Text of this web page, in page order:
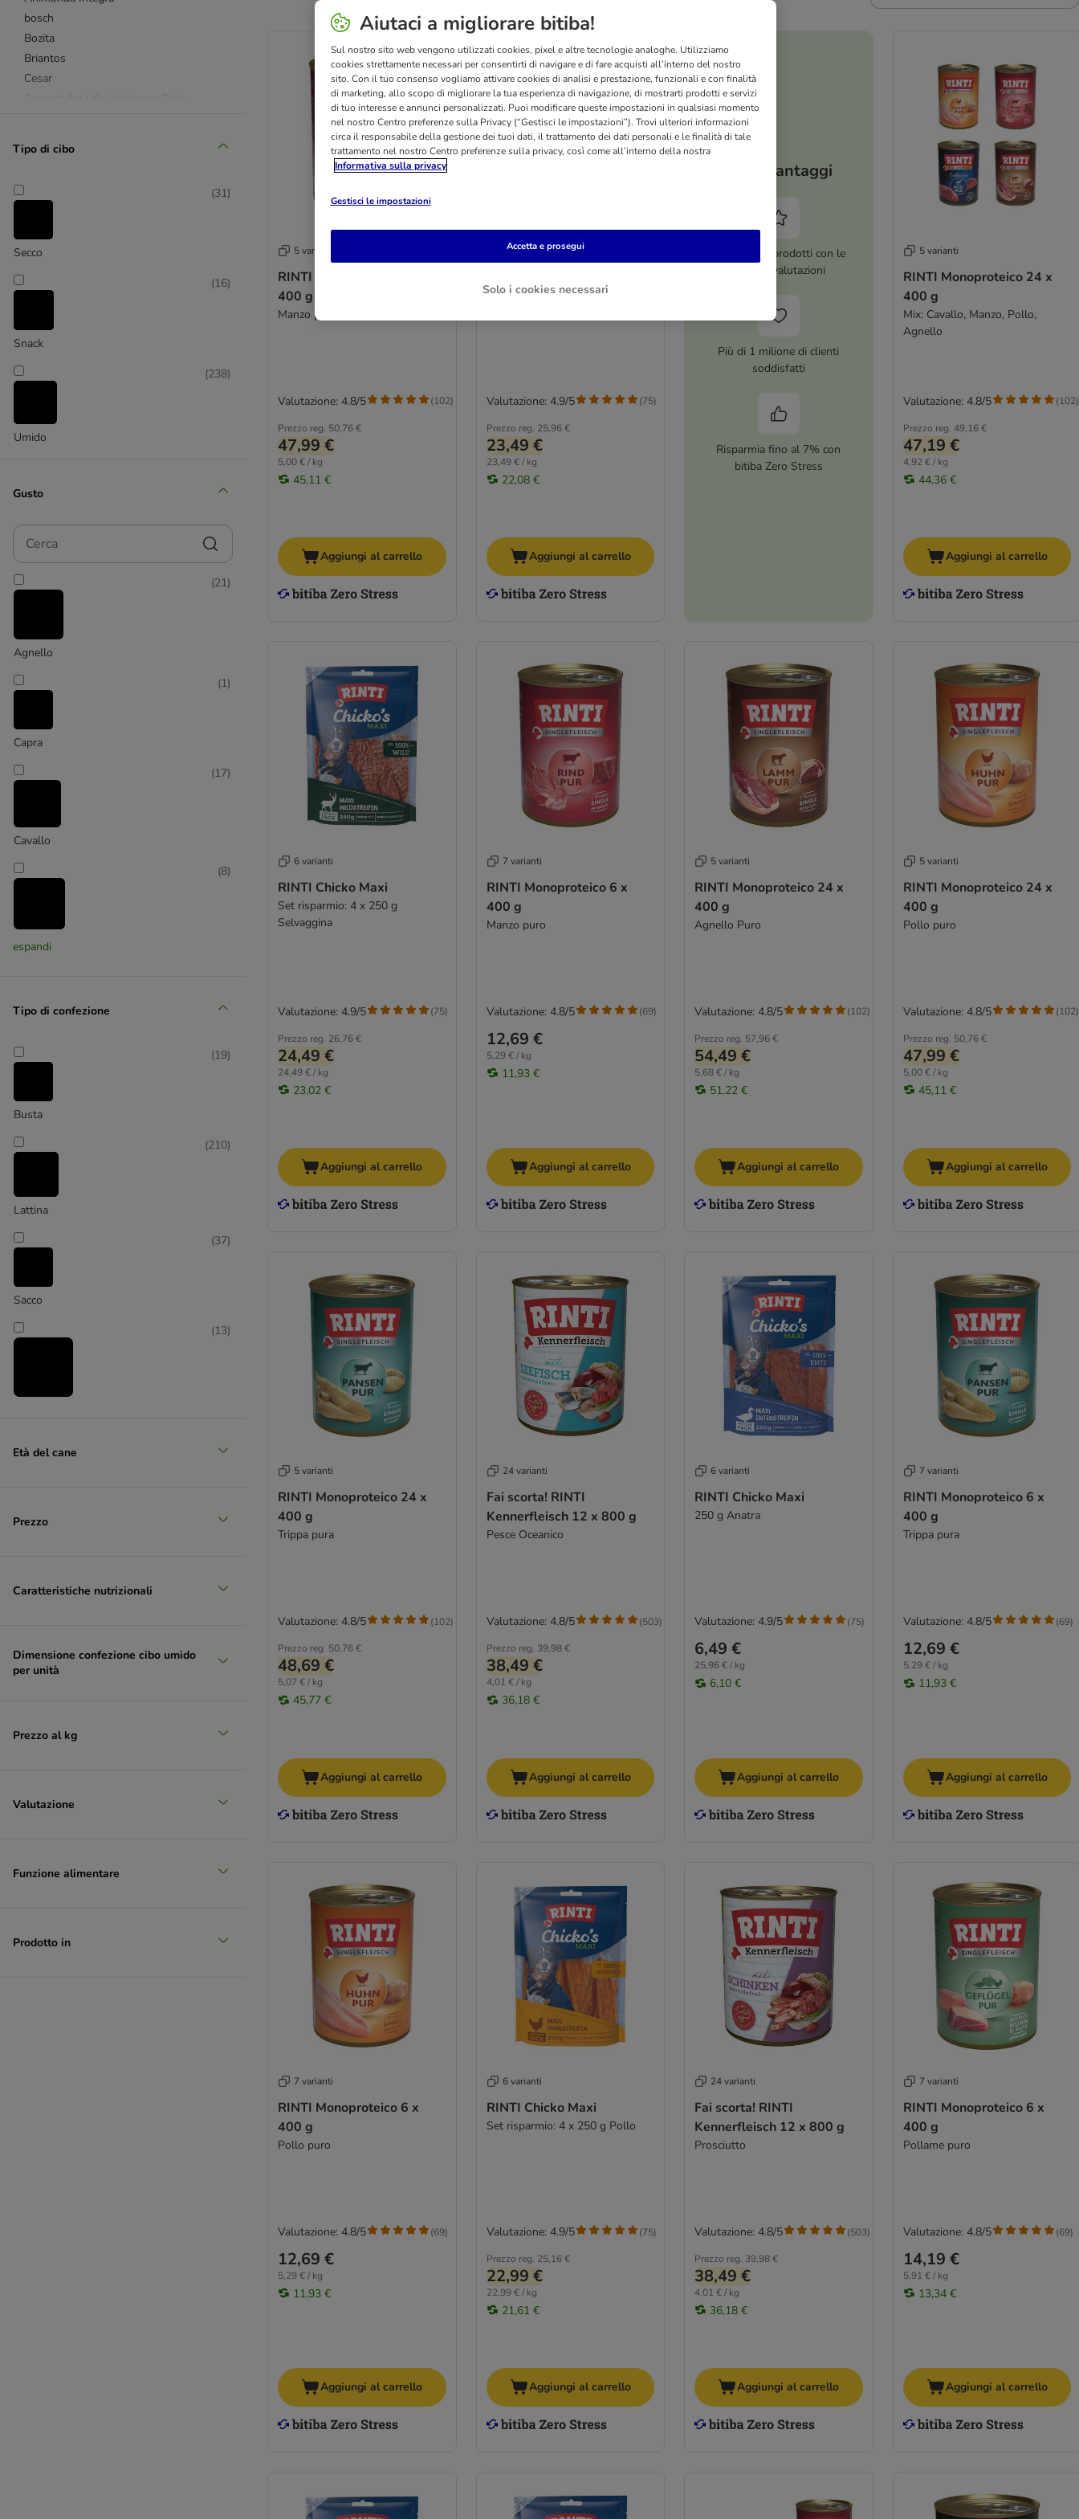
bosch
Bozita
Briantos
Cesar
Eukanuba
GranataPet
Greenwoods
Happy Dog
Josera
Lupo Sensitiv
Nature's Variety
Nutrivet Inne
Purina Pro Plan
RINTI
Rocco
Terra Canis
Trixie
Altri brand
Crocchette Cani senza cereali
Tipo di cibo
Secco
(31)
Snack
(16)
Umido
(238)
Gusto
Cerca
Agnello
(21)
Capra
(1)
Cavallo
(17)
Coniglio
(8)
(
espandi
Tipo di confezione
Busta
(19)
Lattina
(210)
Sacco
(37)
(13)
Età del cane
Prezzo
Caratteristiche nutrizionali
Dimensione confezione cibo umido
per unità
Prezzo al kg
Valutazione
Funzione alimentare
Prodotto in
5 varianti
RINTI Monoproteico 24 x
400 g
Manzo puro
Prezzo reg. 50,76 €
47,99 €
5,00 € / kg
45,11 €
Valutazione: 4.8/5 (102)
Aggiungi al carrello
6 varianti
Set risparmio: 4 x 250 g Anatra
Prezzo reg. 25,96 €
23,49 €
23,49 € / kg
22,08 €
Valutazione: 4.9/5 (75)
Aggiungi al carrello
I tuoi vantaggi
Oltre 8.000 prodotti con le
migliori valutazioni
Più di 1 milione di clienti
soddisfatti
Risparmia fino al 7% con
bitiba Zero Stress
5 varianti
RINTI Monoproteico 24 x
400 g
Mix: Cavallo, Manzo, Pollo,
Agnello
Prezzo reg. 49,16 €
47,19 €
4,92 € / kg
44,36 €
Valutazione: 4.8/5 (102)
Aggiungi al carrello
6 varianti
RINTI Chicko Maxi
Set risparmio: 4 x 250 g
Selvaggina
Prezzo reg. 26,76 €
24,49 €
24,49 € / kg
23,02 €
Valutazione: 4.9/5 (75)
Aggiungi al carrello
7 varianti
RINTI Monoproteico 6 x
400 g
Manzo puro
12,69 €
5,29 € / kg
11,93 €
Valutazione: 4.8/5 (69)
Aggiungi al carrello
5 varianti
RINTI Monoproteico 24 x
400 g
Agnello Puro
Prezzo reg. 57,96 €
54,49 €
5,68 € / kg
51,22 €
Valutazione: 4.8/5 (102)
Aggiungi al carrello
5 varianti
RINTI Monoproteico 24 x
400 g
Pollo puro
Prezzo reg. 50,76 €
47,99 €
5,00 € / kg
45,11 €
Valutazione: 4.8/5 (102)
Aggiungi al carrello
5 varianti
RINTI Monoproteico 24 x
400 g
Trippa pura
Prezzo reg. 50,76 €
48,69 €
5,07 € / kg
45,77 €
Valutazione: 4.8/5 (102)
Aggiungi al carrello
24 varianti
Fai scorta! RINTI
Kennerfleisch 12 x 800 g
Pesce Oceanico
Prezzo reg. 39,98 €
38,49 €
4,01 € / kg
36,18 €
Valutazione: 4.8/5 (503)
Aggiungi al carrello
6 varianti
RINTI Chicko Maxi
250 g Anatra
6,49 €
25,96 € / kg
6,10 €
Valutazione: 4.9/5 (75)
Aggiungi al carrello
7 varianti
RINTI Monoproteico 6 x
400 g
Trippa pura
12,69 €
5,29 € / kg
11,93 €
Valutazione: 4.8/5 (69)
Aggiungi al carrello
7 varianti
RINTI Monoproteico 6 x
400 g
Pollo puro
12,69 €
5,29 € / kg
11,93 €
Valutazione: 4.8/5 (69)
Aggiungi al carrello
6 varianti
RINTI Chicko Maxi
Set risparmio: 4 x 250 g Pollo
Prezzo reg. 25,16 €
22,99 €
22,99 € / kg
21,61 €
Valutazione: 4.9/5 (75)
Aggiungi al carrello
24 varianti
Fai scorta! RINTI
Kennerfleisch 12 x 800 g
Prosciutto
Prezzo reg. 39,98 €
38,49 €
4,01 € / kg
36,18 €
Valutazione: 4.8/5 (503)
Aggiungi al carrello
7 varianti
RINTI Monoproteico 6 x
400 g
Pollame puro
14,19 €
5,91 € / kg
13,34 €
Valutazione: 4.8/5 (69)
Aggiungi al carrello
Aiutaci a migliorare bitiba!
Sul nostro sito web vengono utilizzati cookies, pixel e altre tecnologie analoghe. Utilizziamo
cookies strettamente necessari per consentirti di navigare e di fare acquisti all’interno del nostro
sito. Con il tuo consenso vogliamo attivare cookies di analisi e prestazione, funzionali e con finalità
di marketing, allo scopo di migliorare la tua esperienza di navigazione, di mostrarti prodotti e servizi
di tuo interesse e annunci personalizzati. Puoi modificare queste impostazioni in qualsiasi momento
nel nostro Centro preferenze sulla Privacy (“Gestisci le impostazioni”). Trovi ulteriori informazioni
circa il responsabile della gestione dei tuoi dati, il trattamento dei dati personali e le finalità di tale
trattamento nel nostro Centro preferenze sulla privacy, così come all’interno della nostra
Informativa sulla privacy
Gestisci le impostazioni
Solo i cookies necessari
Accetta e prosegui